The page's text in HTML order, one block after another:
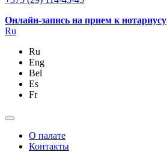
Онлайн-запись на прием к нотариусу
Ru
Ru
Eng
Bel
Es
Fr
О палате
Контакты